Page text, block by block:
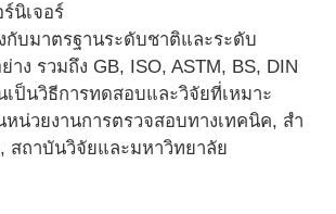
นิเจอร์
กับมาตรฐานระดับชาติและระดับ
ง รวมถึง GB, ISO, ASTM, BS, DIN
ป็นวิธีการทดสอบและวิจัยที่เหมาะ
หน่วยงานการตรวจสอบทางเทคนิค, สํา
สถาบันวิจัยและมหาวิทยาลัย